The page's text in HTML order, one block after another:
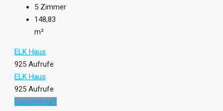
5 Zimmer
148,83
m²
ELK Haus
925 Aufrufe
ELK Haus
925 Aufrufe
Hausentwurf